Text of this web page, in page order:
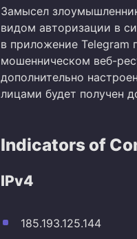
Замысел
видом авторизации в
в приложение Telegram
мошенническом веб-
дополнительно
лицами будет получен
Indicators of
IPv4
185.193.125.144